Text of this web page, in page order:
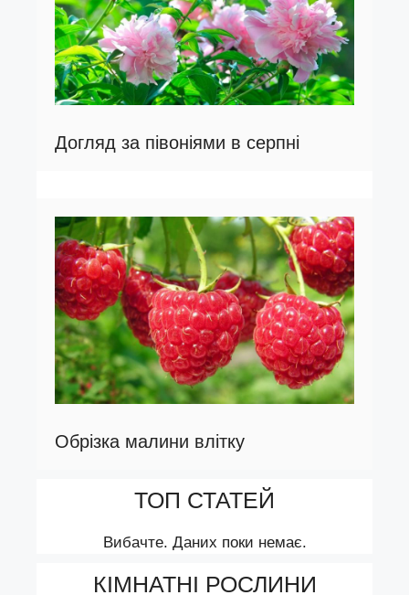
Догляд за півоніями в серпні
Обрізка малини влітку
ТОП СТАТЕЙ
Вибачте. Даних поки немає.
КІМНАТНІ РОСЛИНИ